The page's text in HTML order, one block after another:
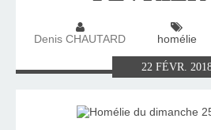
Denis CHAUTARD homélie
22 FÉVR.